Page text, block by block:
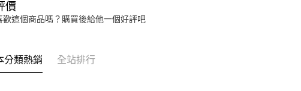
價
歡這個商品嗎？購買後給他一個好評吧
分類熱銷 全站排行